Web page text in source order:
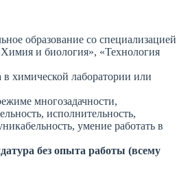
образование со специализацией
и биология», «Технология
химической лаборатории или
многозадачности,
исполнительность,
умение работать в
без опыта работы (всему